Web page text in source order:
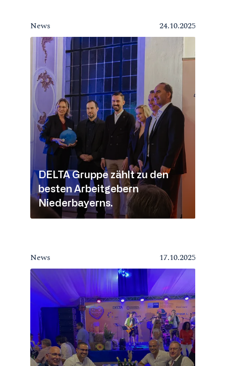
News 24.10.2025
DELTA Gruppe zählt zu den
besten Arbeitgebern
Niederbayerns.
News 17.10.2025